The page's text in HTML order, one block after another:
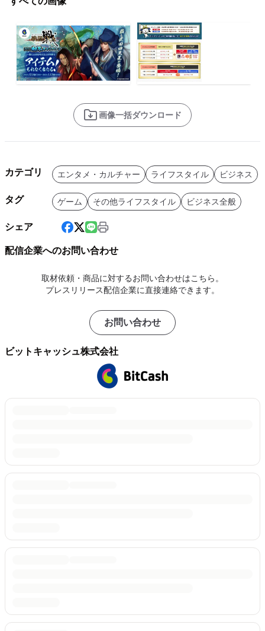
画像一括ダウンロード
カテゴリ エンタメ・カルチャー ライフスタイル ビジネス
タグ ゲーム その他ライフスタイル ビジネス全般
シェア
配信企業へのお問い合わせ
取材依頼・商品に対するお問い合わせはこちら。
プレスリリース配信企業に直接連絡できます。
お問い合わせ
ビットキャッシュ株式会社